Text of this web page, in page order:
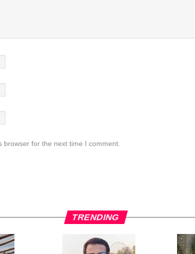
for the next time I comment.
TRENDING